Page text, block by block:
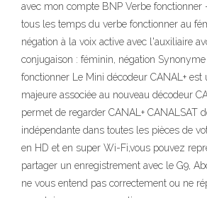
avec mon compte BNP Verbe fonctionner
tous les temps du verbe fonctionner au
négation à la voix active avec l'auxiliaire
conjugaison : féminin, négation
fonctionner Le Mini décodeur CANAL+ est
majeure associée au nouveau décodeur
permet de regarder CANAL+ CANALSAT
indépendante dans toutes les pièces de
en HD et en super Wi-Fi,vous pouvez
partager un enregistrement avec le G9,
ne vous entend pas correctement ou ne